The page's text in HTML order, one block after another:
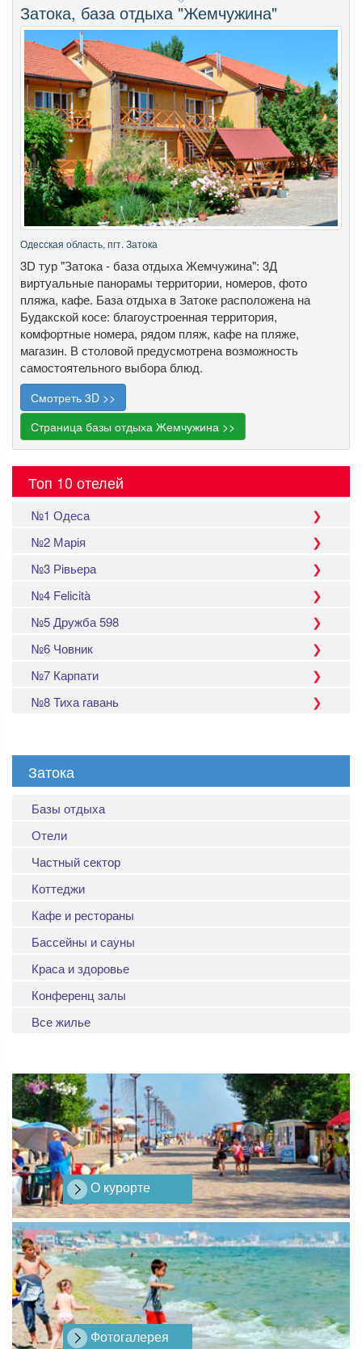
Затока, база отдыха "Жемчужина"
Одесская область, пгт. Затока
3D тур "Затока - база отдыха Жемчужина": 3Д
виртуальные панорамы территории, номеров, фото
пляжа, кафе. База отдыха в Затоке расположена на
Будакской косе: благоустроенная территория,
комфортные номера, рядом пляж, кафе на пляже,
магазин. В столовой предусмотрена возможность
самостоятельного выбора блюд.
Смотреть 3D >>
Страница базы отдыха Жемчужина >>
Топ 10 отелей
№1 Одеса
№2 Марія
№3 Рівьера
№4 Felicità
№5 Дружба 598
№6 Човник
№7 Карпати
№8 Тиха гавань
Затока
Базы отдыха
Отели
Частный сектор
Коттеджи
Кафе и рестораны
Бассейны и сауны
Краса и здоровье
Конференц залы
Все жилье
О курорте
Фотогалерея